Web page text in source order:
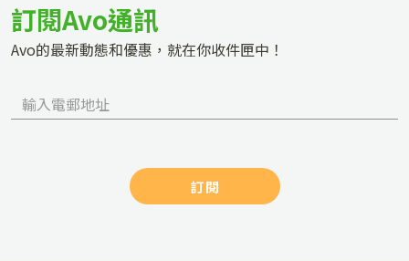
訂閱Avo通訊
Avo的最新動態和優惠，就在你收件匣中！
訂閱